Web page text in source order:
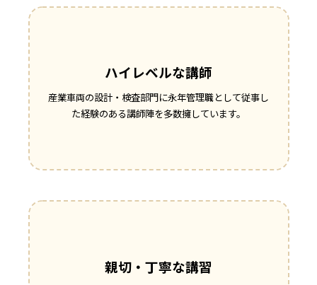
ハイレベルな講師
産業車両の設計・検査部門に永年管理職として従事し
た経験のある講師陣を多数擁しています。
親切・丁寧な講習